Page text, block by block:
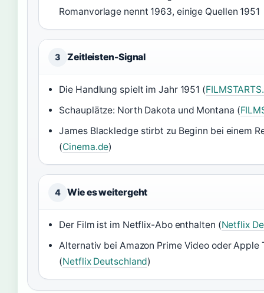
Romanvorlage nennt 1963, einige Quellen 1951
3 Zeitleisten-Signal
Die Handlung spielt im Jahr 1951 (
Schauplätze: North Dakota und Montana (
James Blackledge stirbt zu Beginn bei einem
(Cinema.de)
4 Wie es weitergeht
Der Film ist im Netflix-Abo enthalten (Netflix
Alternativ bei Amazon Prime Video oder Apple
(Netflix Deutschland)